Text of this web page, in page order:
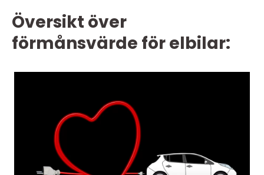
Översikt över
förmånsvärde för elbilar: